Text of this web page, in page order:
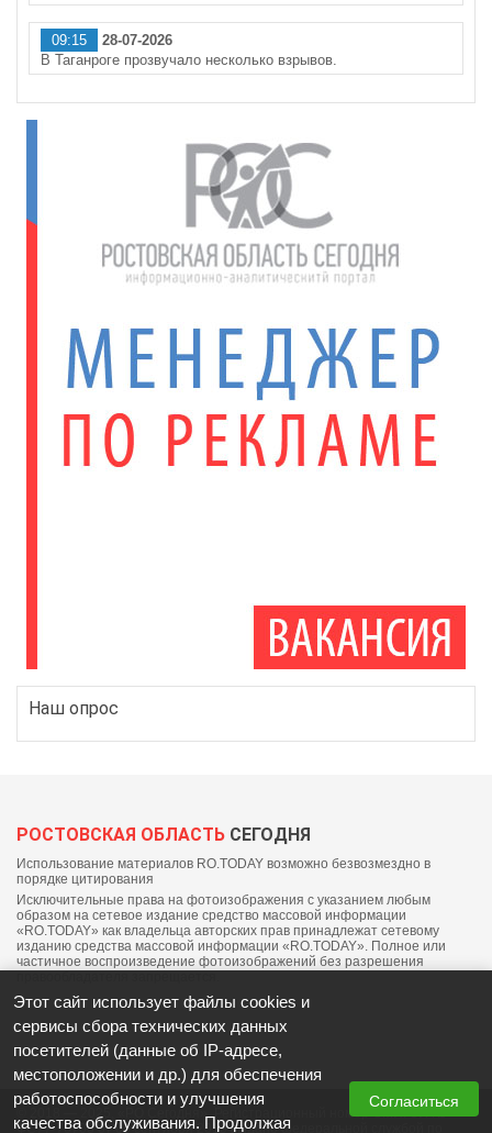
09:15
28-07-2026
В Таганроге прозвучало несколько взрывов.
Наш опрос
РОСТОВСКАЯ ОБЛАСТЬ СЕГОДНЯ
Использование материалов RO.TODAY возможно безвозмездно в
порядке цитирования
Исключительные права на фотоизображения с указанием любым
образом на сетевое издание средство массовой информации
«RO.TODAY» как владельца авторских прав принадлежат сетевому
изданию средства массовой информации «RO.TODAY». Полное или
частичное воспроизведение фотоизображений без разрешения
© 2018 — 2025, «РО Сегодня». Регистрационный номер СМИ: ЭЛ №
ФС77-76703 от 06 сентября 2019 выдано федеральной службой по
Этот сайт использует файлы cookies и
сервисы сбора технических данных
посетителей (данные об IP-адресе,
местоположении и др.) для обеспечения
работоспособности и улучшения
качества обслуживания. Продолжая
Согласиться